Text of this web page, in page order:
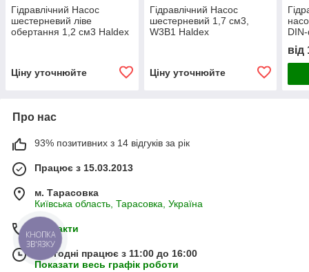
Гідравлічний Насос
шестерневий ліве
обертання 1,2 см3 Haldex
Ціну уточнюйте
Гідравлічний Насос
шестерневий 1,7 см3,
W3B1 Haldex
Ціну уточнюйте
від
Про нас
93% позитивних з 14 відгуків за рік
Працює з 15.03.2013
м. Тарасовка
Київська область, Тарасовка, Україна
Контакти
Сьогодні працює з 11:00 до 16:00
Показати весь графік роботи
КНОПКА
ЗВ'ЯЗКУ